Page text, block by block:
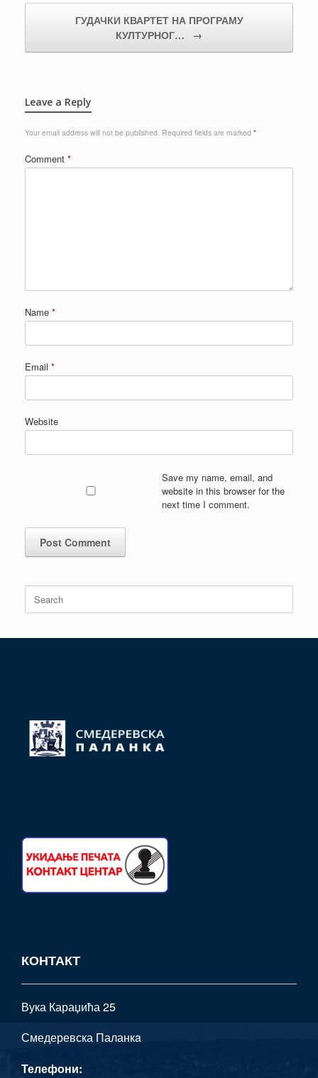
ГУДАЧКИ КВАРТЕТ НА ПРОГРАМУ
КУЛТУРНОГ…
→
Leave a Reply
Your email address will not be published. Required fields are marked *
Comment *
Name *
Email *
Website
Save my name, email, and
website in this browser for the
next time I comment.
Search
for:
КОНТАКТ
Вука Караџића 25
Смедеревска Паланкa
Телефони: